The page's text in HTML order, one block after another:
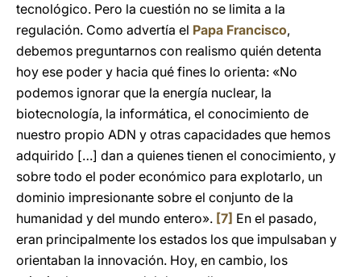
tecnológico. Pero la cuestión no se limita a la
regulación. Como advertía el Papa Francisco,
debemos preguntarnos con realismo quién detenta
hoy ese poder y hacia qué fines lo orienta: «No
podemos ignorar que la energía nuclear, la
biotecnología, la informática, el conocimiento de
nuestro propio ADN y otras capacidades que hemos
adquirido […] dan a quienes tienen el conocimiento, y
sobre todo el poder económico para explotarlo, un
dominio impresionante sobre el conjunto de la
humanidad y del mundo entero». [7] En el pasado,
eran principalmente los estados los que impulsaban y
orientaban la innovación. Hoy, en cambio, los